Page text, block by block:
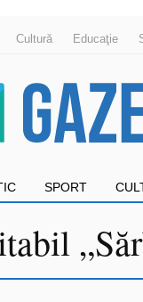
Cultură Educaţie
SPORT